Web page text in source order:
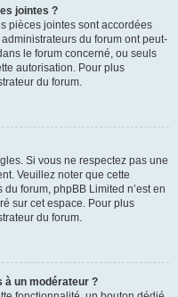
jointes ?
pièces jointes sont accordées
du forum ont peut-
le forum concerné, ou seuls
autorisation. Pour plus
du forum.
Si vous ne respectez pas une
Veuillez noter que cette
forum, phpBB Limited n’est en
sur cet espace. Pour plus
du forum.
à un modérateur ?